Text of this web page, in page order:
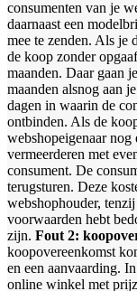
consumenten van je
daarnaast een
mee te zenden. Als je
de koop zonder
maanden. Daar gaan
maanden alsnog aan
dagen in waarin de
ontbinden. Als de
webshopeigenaar nog
vermeerderen met
consument. De
terugsturen. Deze
webshophouder,
voorwaarden hebt
zijn. Fout 2:
koopovereenkomst
en een aanvaarding.
online winkel met